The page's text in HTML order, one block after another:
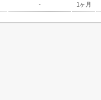
- 1ヶ月